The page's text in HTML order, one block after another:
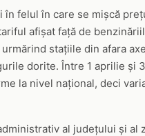
felul în care se mișcă
afișat față de
stațiile din afara
dorite. Între 1 aprilie și
la nivel național, deci
al județului și al